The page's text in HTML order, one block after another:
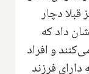
۵۸% آنها نیز قبلا دچار
داد که
و افراد
فرزند